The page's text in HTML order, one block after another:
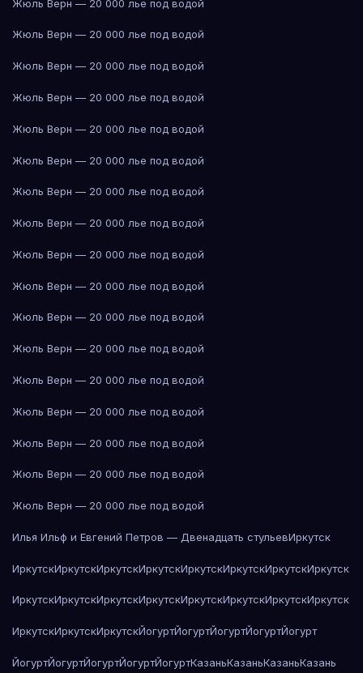
Жюль Верн — 20 000 лье под водой
Жюль Верн — 20 000 лье под водой
Жюль Верн — 20 000 лье под водой
Жюль Верн — 20 000 лье под водой
Жюль Верн — 20 000 лье под водой
Жюль Верн — 20 000 лье под водой
Жюль Верн — 20 000 лье под водой
Жюль Верн — 20 000 лье под водой
Жюль Верн — 20 000 лье под водой
Жюль Верн — 20 000 лье под водой
Жюль Верн — 20 000 лье под водой
Жюль Верн — 20 000 лье под водой
Жюль Верн — 20 000 лье под водой
Жюль Верн — 20 000 лье под водой
Жюль Верн — 20 000 лье под водой
Жюль Верн — 20 000 лье под водой
Жюль Верн — 20 000 лье под водой
Илья Ильф и Евгений Петров — Двенадцать стульевИркутск
ИркутскИркутскИркутскИркутскИркутскИркутскИркутскИркутск
ИркутскИркутскИркутскИркутскИркутскИркутскИркутскИркутск
ИркутскИркутскИркутскЙогуртЙогуртЙогуртЙогуртЙогурт
ЙогуртЙогуртЙогуртЙогуртЙогуртКазаньКазаньКазаньКазань